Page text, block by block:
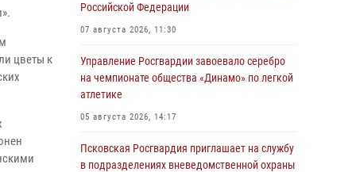
цветы к
Российской Федерации
07 августа 2026, 11:30
Управление Росгвардии завоевало серебро
на чемпионате общества «Динамо» по легкой
атлетике
05 августа 2026, 14:17
Псковская Росгвардия приглашает на службу
в подразделениях вневедомственной охраны